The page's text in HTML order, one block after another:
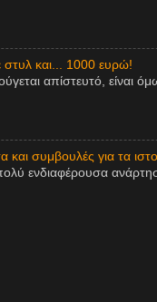
στυλ και... 1000 ευρώ!
απίστευτό, είναι
συμβουλές για τα
ενδιαφέρουσα